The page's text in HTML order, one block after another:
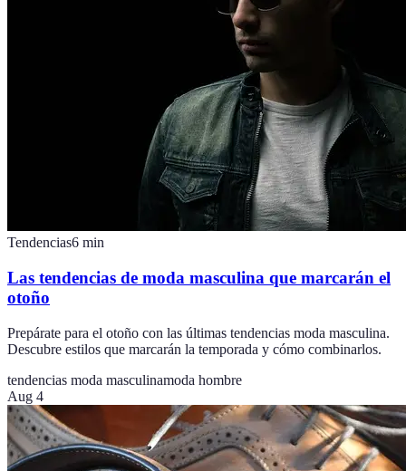
Tendencias6 min
Las tendencias de moda masculina que marcarán el
otoño
Prepárate para el otoño con las últimas tendencias moda masculina.
Descubre estilos que marcarán la temporada y cómo combinarlos.
tendencias moda masculinamoda hombre
Aug 4